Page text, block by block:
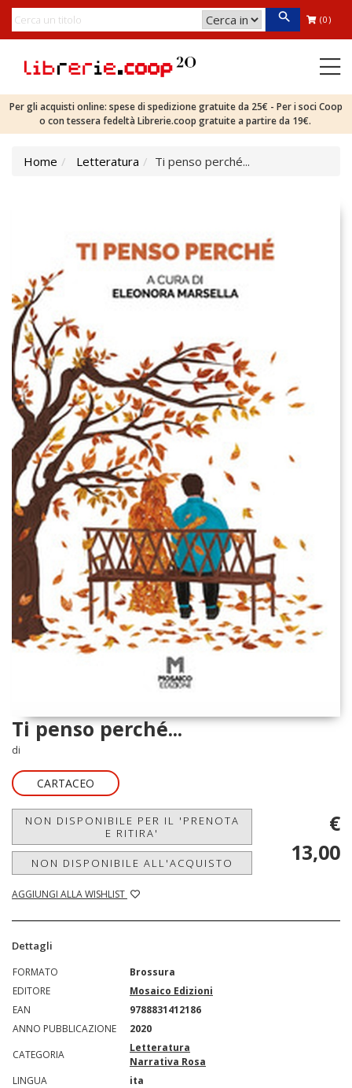
(0)
Per gli acquisti online: spese di spedizione gratuite da 25€ - Per i soci Coop
o con tessera fedeltà Librerie.coop gratuite a partire da 19€.
Home Letteratura Ti penso perché...
Ti penso perché...
di
CARTACEO
NON DISPONIBILE PER IL 'PRENOTA
E RITIRA'
NON DISPONIBILE ALL'ACQUISTO
AGGIUNGI ALLA WISHLIST
€
13,00
Dettagli
FORMATO
Brossura
EDITORE
Mosaico Edizioni
EAN
9788831412186
ANNO PUBBLICAZIONE
2020
CATEGORIA
Letteratura
Narrativa Rosa
LINGUA
ita